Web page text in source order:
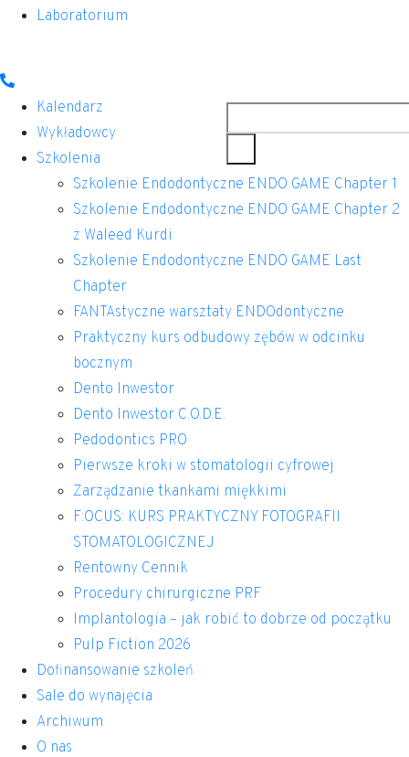
Laboratorium
Kalendarz
Wykładowcy
Szkolenia
Szkolenie Endodontyczne ENDO GAME Chapter 1
Szkolenie Endodontyczne ENDO GAME Chapter 2
z Waleed Kurdi
Szkolenie Endodontyczne ENDO GAME Last
Chapter
FANTAstyczne warsztaty ENDOdontyczne
Praktyczny kurs odbudowy zębów w odcinku
bocznym
Dento Inwestor
Dento Inwestor C.O.D.E.
Pedodontics PRO
Pierwsze kroki w stomatologii cyfrowej
Zarządzanie tkankami miękkimi
F:OCUS: KURS PRAKTYCZNY FOTOGRAFII
STOMATOLOGICZNEJ
Rentowny Cennik
Procedury chirurgiczne PRF
Implantologia – jak robić to dobrze od początku
Pulp Fiction 2026
Dofinansowanie szkoleń
Sale do wynajęcia
Archiwum
O nas